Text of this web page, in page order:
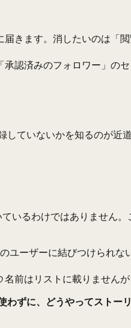
きます。消したいのは「
認済みのフォロワー」の
ていないかを知るのが近道
いるわけではありません
ユーザーに結びつけられ
名前はリストに載りません
わずに、どうやってストー